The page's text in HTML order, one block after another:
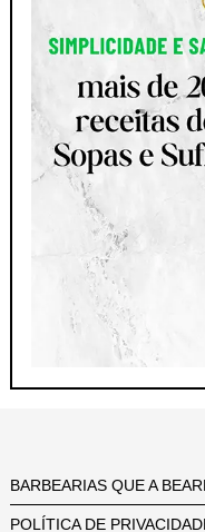
BARBEARIAS QUE A
POLÍTICA DE